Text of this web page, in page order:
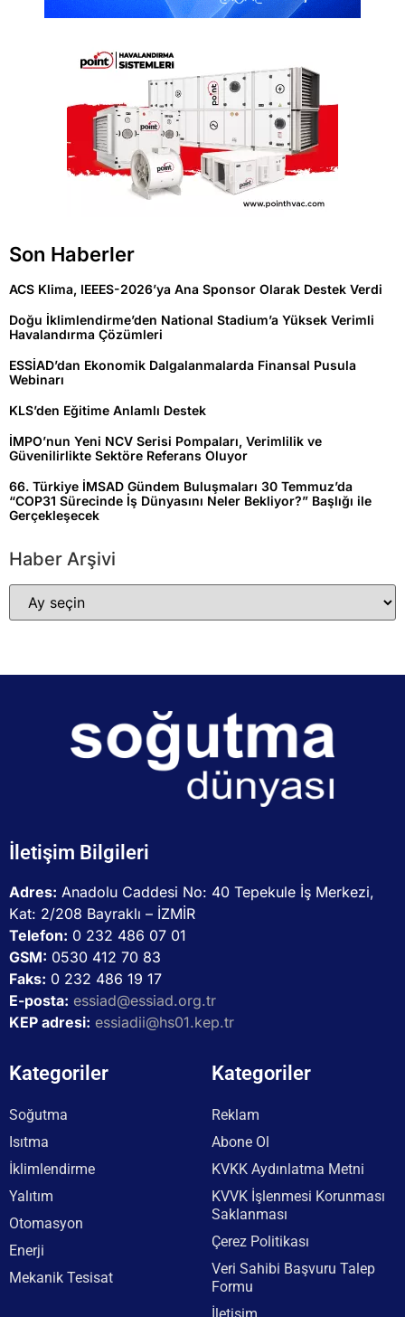
Son Haberler
ACS Klima, IEEES-2026’ya Ana Sponsor Olarak Destek Verdi
Doğu İklimlendirme’den National Stadium’a Yüksek Verimli
Havalandırma Çözümleri
ESSİAD’dan Ekonomik Dalgalanmalarda Finansal Pusula
Webinarı
KLS’den Eğitime Anlamlı Destek
İMPO’nun Yeni NCV Serisi Pompaları, Verimlilik ve
Güvenilirlikte Sektöre Referans Oluyor
66. Türkiye İMSAD Gündem Buluşmaları 30 Temmuz’da
“COP31 Sürecinde İş Dünyasını Neler Bekliyor?” Başlığı ile
Gerçekleşecek
Haber Arşivi
İletişim Bilgileri
Adres: Anadolu Caddesi No: 40 Tepekule İş Merkezi,
Kat: 2/208 Bayraklı – İZMİR
Telefon: 0 232 486 07 01
GSM: 0530 412 70 83
Faks: 0 232 486 19 17
E-posta: essiad@essiad.org.tr
KEP adresi: essiadii@hs01.kep.tr
Kategoriler
Soğutma
Isıtma
İklimlendirme
Yalıtım
Otomasyon
Enerji
Mekanik Tesisat
Kategoriler
Reklam
Abone Ol
KVKK Aydınlatma Metni
KVVK İşlenmesi Korunması
Saklanması
Çerez Politikası
Veri Sahibi Başvuru Talep
Formu